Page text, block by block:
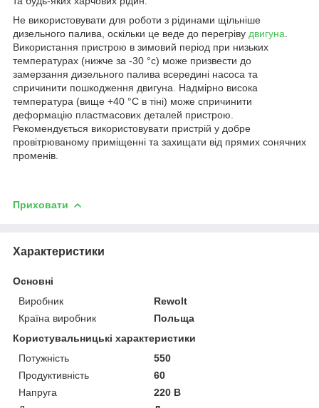
Не використовувати для роботи з рідинами щільніше
дизельного палива, оскільки це веде до перегріву двигуна
Використання пристрою в зимовий період при низьких
температурах (нижче за -30 °с) може призвести до
замерзання дизельного палива всередині насоса та
спричинити пошкодження двигуна. Надмірно висока
температура (вище +40 °С в тіні) може спричинити
деформацію пластмасових деталей пристрою.
Рекомендується використовувати пристрій у добре
провітрюваному приміщенні та захищати від прямих сонячних
променів.
Приховати
Характеристики
Основні
Виробник
Rewolt
Країна виробник
Польща
Користувальницькі характеристики
Потужність
550
Продуктивність
60
Напруга
220 В